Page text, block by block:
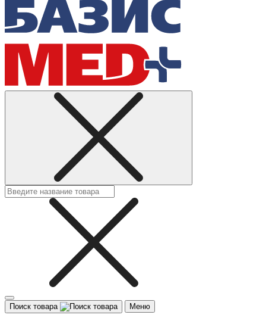
Поиск товара Меню